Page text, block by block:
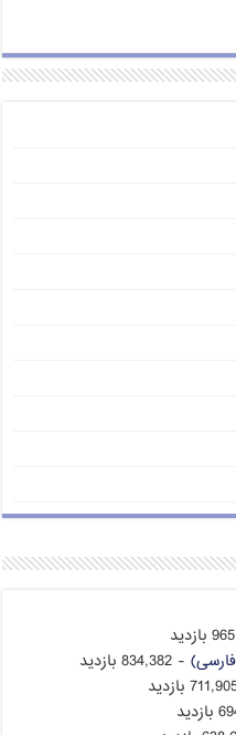
- 834,382 بازدید